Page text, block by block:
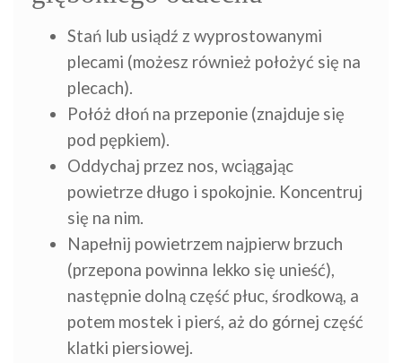
Stań lub usiądź z wyprostowanymi
plecami (możesz również położyć się na
plecach).
Połóż dłoń na przeponie (znajduje się
pod pępkiem).
Oddychaj przez nos, wciągając
powietrze długo i spokojnie. Koncentruj
się na nim.
Napełnij powietrzem najpierw brzuch
(przepona powinna lekko się unieść),
następnie dolną część płuc, środkową, a
potem mostek i pierś, aż do górnej część
klatki piersiowej.